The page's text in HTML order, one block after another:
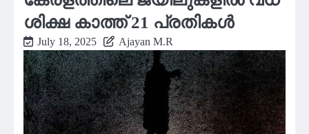
ശിക്ഷ കാത്ത് 21 പ്രതികൾ
July 18, 2025 Ajayan M.R